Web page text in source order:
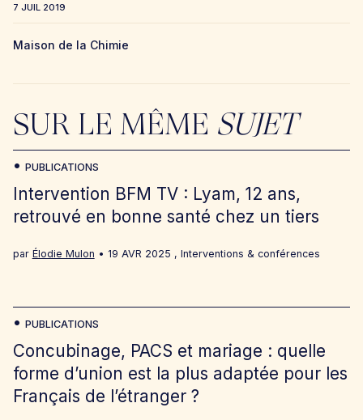
7 JUIL 2019
Maison de la Chimie
SUR LE MÊME SUJET
Intervention BFM TV : Lyam, 12 ans,
retrouvé en bonne santé chez un tiers
par Élodie Mulon 19 AVR 2025
PUBLICATIONS
, Interventions & conférences
Concubinage, PACS et mariage : quelle
forme d’union est la plus adaptée pour les
Français de l’étranger ?
PUBLICATIONS